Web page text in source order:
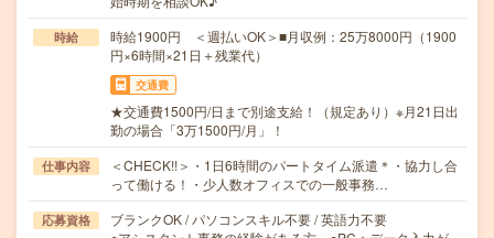
時給
時給1900円 ＜週払いOK＞■月収例：25万8000円（1900
円×6時間×21日＋残業代）
交通費
★交通費1500円/日まで別途支給！（規定あり）※月21日出
勤の場合「3万1500円/月」！
仕事内容
＜CHECK!!＞・1日6時間のパートタイム派遣＊・協力し合
って働ける！・少人数オフィスでの一般事務…
応募資格
ブランクOK / パソコンスキル不要 / 英語力不要